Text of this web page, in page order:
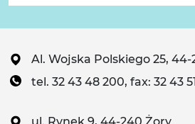
Al. Wojska Polskiego 25,
tel. 32 43 48 200, fax: 32 43